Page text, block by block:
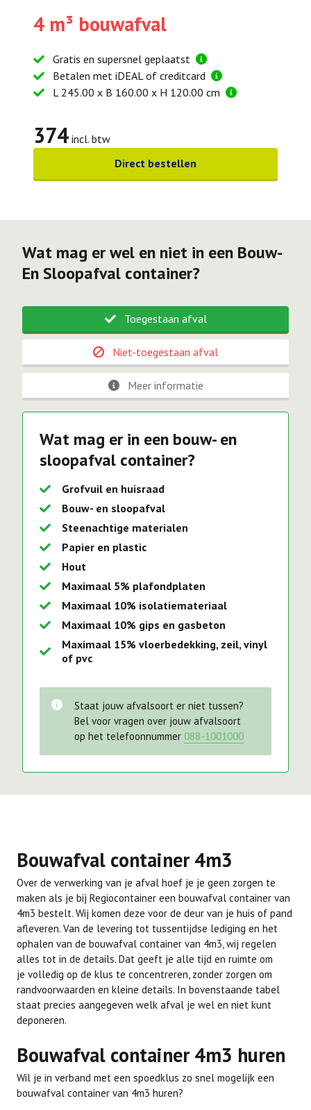
4 m³ bouwafval
Gratis en supersnel geplaatst
Betalen met iDEAL of creditcard
L 245.00 x B 160.00 x H 120.00 cm
374 incl. btw
Direct bestellen
Wat mag er wel en niet in een Bouw-
En Sloopafval container?
Toegestaan afval
Niet-toegestaan afval
Meer informatie
Wat mag er in een bouw- en
sloopafval container?
Grofvuil en huisraad
Bouw- en sloopafval
Steenachtige materialen
Papier en plastic
Hout
Maximaal 5% plafondplaten
Maximaal 10% isolatiemateriaal
Maximaal 10% gips en gasbeton
Maximaal 15% vloerbedekking, zeil, vinyl
of pvc
Staat jouw afvalsoort er niet tussen?
Bel voor vragen over jouw afvalsoort
op het telefoonnummer 088-1001000
Bouwafval container 4m3
Over de verwerking van je afval hoef je je geen zorgen te
maken als je bij Regiocontainer een bouwafval container van
4m3 bestelt. Wij komen deze voor de deur van je huis of pand
afleveren. Van de levering tot tussentijdse lediging en het
ophalen van de bouwafval container van 4m3, wij regelen
alles tot in de details. Dat geeft je alle tijd en ruimte om
je volledig op de klus te concentreren, zonder zorgen om
randvoorwaarden en kleine details. In bovenstaande tabel
staat precies aangegeven welk afval je wel en niet kunt
deponeren.
Bouwafval container 4m3 huren
Wil je in verband met een spoedklus zo snel mogelijk een
bouwafval container van 4m3 huren?